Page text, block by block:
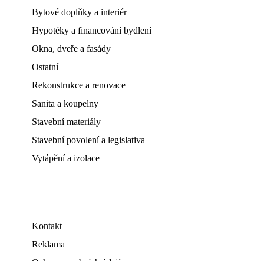
Bytové doplňky a interiér
Hypotéky a financování bydlení
Okna, dveře a fasády
Ostatní
Rekonstrukce a renovace
Sanita a koupelny
Stavební materiály
Stavební povolení a legislativa
Vytápění a izolace
Kontakt
Reklama